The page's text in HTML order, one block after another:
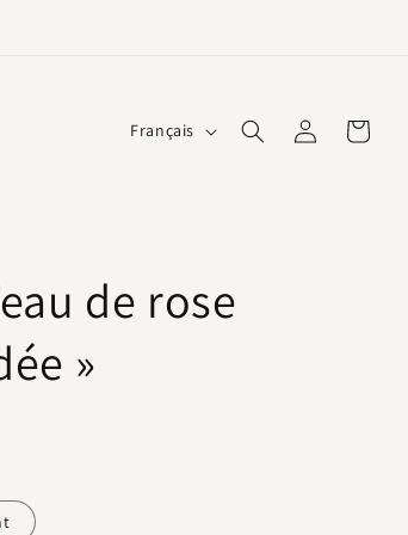
e
Français Connexion Panier
de rose
»